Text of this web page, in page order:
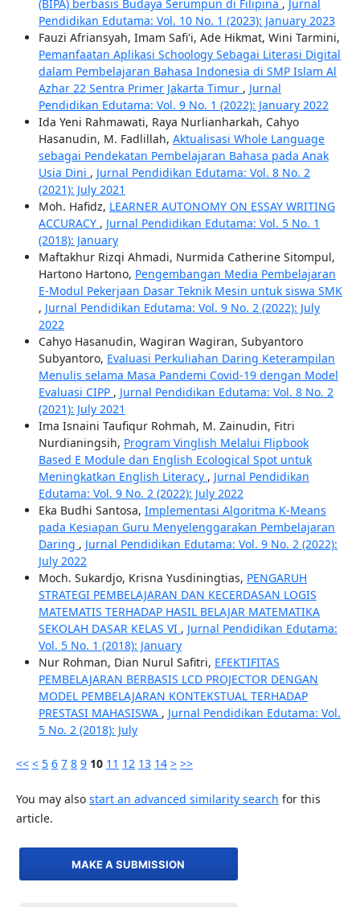
(BIPA) berbasis Budaya Serumpun di Filipina , Jurnal
Pendidikan Edutama: Vol. 10 No. 1 (2023): January 2023
Fauzi Afriansyah, Imam Safi'i, Ade Hikmat, Wini Tarmini,
Pemanfaatan Aplikasi Schoology Sebagai Literasi Digital
dalam Pembelajaran Bahasa Indonesia di SMP Islam Al
Azhar 22 Sentra Primer Jakarta Timur , Jurnal
Pendidikan Edutama: Vol. 9 No. 1 (2022): January 2022
Ida Yeni Rahmawati, Raya Nurlianharkah, Cahyo
Hasanudin, M. Fadlillah, Aktualisasi Whole Language
sebagai Pendekatan Pembelajaran Bahasa pada Anak
Usia Dini , Jurnal Pendidikan Edutama: Vol. 8 No. 2
(2021): July 2021
Moh. Hafidz, LEARNER AUTONOMY ON ESSAY WRITING
ACCURACY , Jurnal Pendidikan Edutama: Vol. 5 No. 1
(2018): January
Maftakhur Rizqi Ahmadi, Nurmida Catherine Sitompul,
Hartono Hartono, Pengembangan Media Pembelajaran
E-Modul Pekerjaan Dasar Teknik Mesin untuk siswa SMK
, Jurnal Pendidikan Edutama: Vol. 9 No. 2 (2022): July
2022
Cahyo Hasanudin, Wagiran Wagiran, Subyantoro
Subyantoro, Evaluasi Perkuliahan Daring Keterampilan
Menulis selama Masa Pandemi Covid-19 dengan Model
Evaluasi CIPP , Jurnal Pendidikan Edutama: Vol. 8 No. 2
(2021): July 2021
Ima Isnaini Taufiqur Rohmah, M. Zainudin, Fitri
Nurdianingsih, Program Vinglish Melalui Flipbook
Based E Module dan English Ecological Spot untuk
Meningkatkan English Literacy , Jurnal Pendidikan
Edutama: Vol. 9 No. 2 (2022): July 2022
Eka Budhi Santosa, Implementasi Algoritma K-Means
pada Kesiapan Guru Menyelenggarakan Pembelajaran
Daring , Jurnal Pendidikan Edutama: Vol. 9 No. 2 (2022):
July 2022
Moch. Sukardjo, Krisna Yusdiningtias, PENGARUH
STRATEGI PEMBELAJARAN DAN KECERDASAN LOGIS
MATEMATIS TERHADAP HASIL BELAJAR MATEMATIKA
SEKOLAH DASAR KELAS VI , Jurnal Pendidikan Edutama:
Vol. 5 No. 1 (2018): January
Nur Rohman, Dian Nurul Safitri, EFEKTIFITAS
PEMBELAJARAN BERBASIS LCD PROJECTOR DENGAN
MODEL PEMBELAJARAN KONTEKSTUAL TERHADAP
PRESTASI MAHASISWA , Jurnal Pendidikan Edutama: Vol.
5 No. 2 (2018): July
<< < 5 6 7 8 9 10 11 12 13 14 > >>
You may also start an advanced similarity search for this
article.
MAKE A SUBMISSION